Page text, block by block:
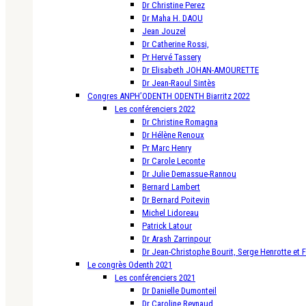
Dr Christine Perez
Dr Maha H. DAOU
Jean Jouzel
Dr Catherine Rossi,
Pr Hervé Tassery
Dr Elisabeth JOHAN-AMOURETTE
Dr Jean-Raoul Sintès
Congres ANPH’ODENTH ODENTH Biarritz 2022
Les conférenciers 2022
Dr Christine Romagna
Dr Hélène Renoux
Pr Marc Henry
Dr Carole Leconte
Dr Julie Demassue-Rannou
Bernard Lambert
Dr Bernard Poitevin
Michel Lidoreau
Patrick Latour
Dr Arash Zarrinpour
Dr Jean-Christophe Bourit, Serge Henrotte et
Le congrès Odenth 2021
Les conférenciers 2021
Dr Danielle Dumonteil
Dr Caroline Reynaud